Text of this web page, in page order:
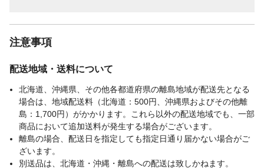
注意事項
配送地域・送料について
北海道、沖縄県、その他各都道府県の離島地域が配送先となる
場合は、地域配送料（北海道：500円、沖縄県およびその他離
島：1,700円）がかかります。これら以外の配送地域でも、一部
商品において追加送料が発生する場合がございます。
離島の場合、配送日を指定しても指定日通り届かない場合がご
ざいます。
別送品は、北海道・沖縄・離島への配送は致しかねます。